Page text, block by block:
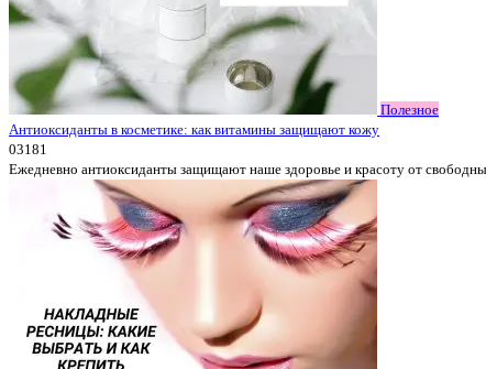
Полезное
Антиоксиданты в косметике: как витамины защищают кожу
03181
Ежедневно антиоксиданты защищают наше здоровье и красоту от